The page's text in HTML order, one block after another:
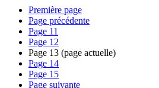
Première page
Page précédente
Page 11
Page 12
Page 13 (page actuelle)
Page 14
Page 15
Page suivante